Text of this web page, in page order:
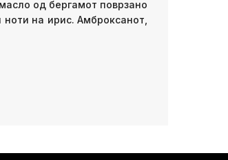
од бергамот поврзано
на ирис. Амброксанот,